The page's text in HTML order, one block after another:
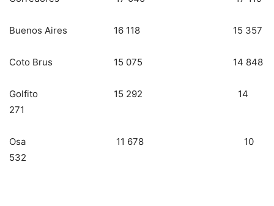
Buenos Aires 16 118 15 357
Coto Brus 15 075 14 848
Golfito 15 292 14
271
Osa 11 678 10
532